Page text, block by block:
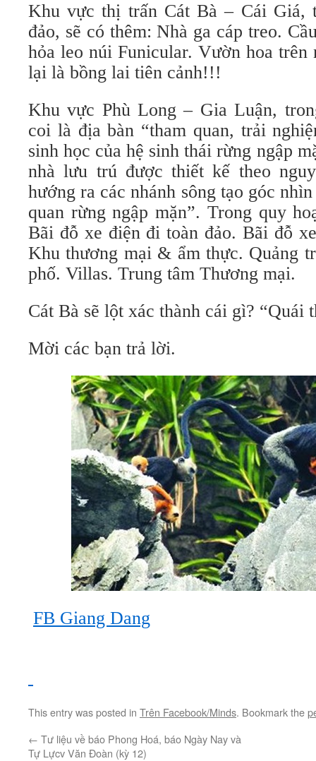
Khu vực thị trấn Cát Bà – Cái Giá,
đảo, sẽ có thêm: Nhà ga cáp treo.
hỏa leo núi Funicular. Vườn hoa trên
lại là bồng lai tiên cảnh!!!
Khu vực Phù Long – Gia Luận,
coi là địa bàn “tham quan, trải
sinh học của hệ sinh thái rừng ngập
nhà lưu trú được thiết kế theo
hướng ra các nhánh sông tạo góc
quan rừng ngập mặn”. Trong quy
Bãi đỗ xe điện đi toàn đảo. Bãi đỗ
Khu thương mại & ẩm thực. Quảng
phố. Villas. Trung tâm Thương mại.
Cát Bà sẽ lột xác thành cái gì? “Quái
Mời các bạn trả lời.
FB Giang Dang
This entry was posted in Trên Facebook/Minds. Bookmark the
← Tư liệu về báo Phong Hoá, báo Ngày Nay và
Tự Lựcv Văn Đoàn (kỳ 12)